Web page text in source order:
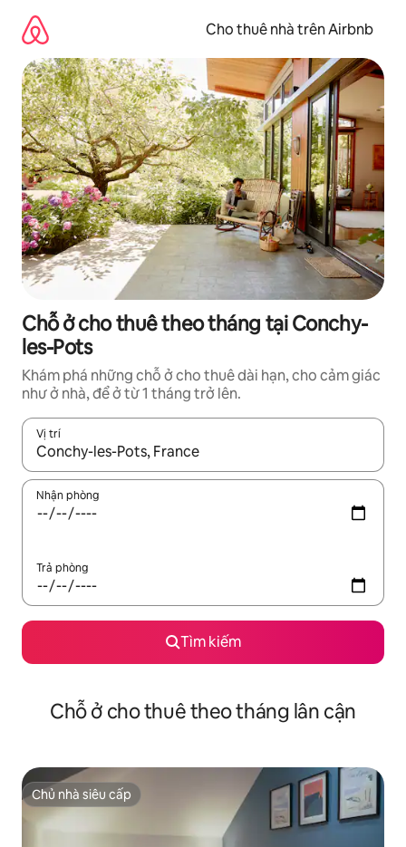
dung
Cho thuê nhà trên Airbnb
Chỗ ở cho thuê theo tháng tại Conchy-
les-Pots
Khám phá những chỗ ở cho thuê dài hạn, cho cảm giác
như ở nhà, để ở từ 1 tháng trở lên.
Vị trí
Khi có kết quả, hãy điều hướng bằng phím mũi tên lên và
Nhận phòng
Trả phòng
Tìm kiếm
Chỗ ở cho thuê theo tháng lân cận
Chủ nhà siêu cấp
Chủ nhà siêu cấp